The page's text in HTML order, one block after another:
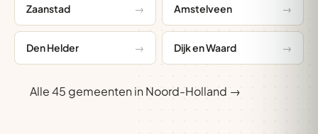
Zaanstad Amstelveen
Den Helder Dijk en Waard
Alle 45 gemeenten in Noord-Holland →